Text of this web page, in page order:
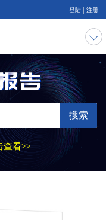
登陆 注册
搜索
查看>>